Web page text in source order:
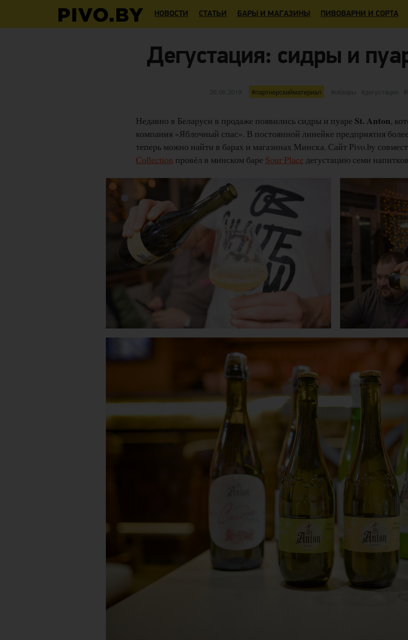
НОВОСТИ СТАТЬИ БАРЫ И МАГАЗИНЫ ПИВОВАРНИ И СОРТА
Дегустация: сидры и
Опубликовано
26.06.2019 партнерскийматериал категории
обзоры Метки
дегустация
Недавно в Беларуси в продаже появились сидры и пуаре St. Anton,
компания «Яблочный спас». В постоянной линейке предприятия
теперь можно найти в барах и магазинах Минска. Сайт Pivo.by
Collection провёл в минском баре Sour Place дегустацию семи